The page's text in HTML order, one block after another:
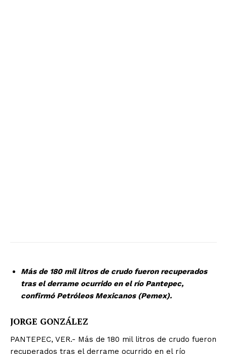
Más de 180 mil litros de crudo fueron recuperados
tras el derrame ocurrido en el río Pantepec,
confirmó Petróleos Mexicanos (Pemex).
JORGE GONZÁLEZ
PANTEPEC, VER.- Más de 180 mil litros de crudo fueron
recuperados tras el derrame ocurrido en el río